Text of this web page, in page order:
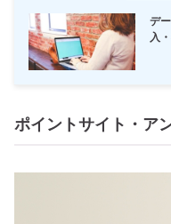
デ
入
ポイントサイト・ア